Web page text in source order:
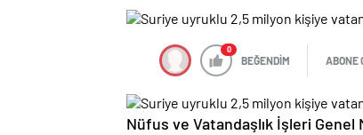
0
BEĞENDİM ABONE
Nüfus ve Vatandaşlık İşleri